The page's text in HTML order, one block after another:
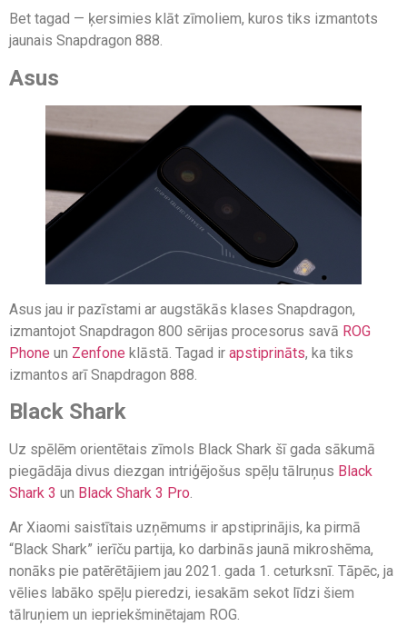
Bet tagad — ķersimies klāt zīmoliem, kuros tiks izmantots
jaunais Snapdragon 888.
Asus
Asus jau ir pazīstami ar augstākās klases Snapdragon,
izmantojot Snapdragon 800 sērijas procesorus savā ROG
Phone un Zenfone klāstā. Tagad ir apstiprināts, ka tiks
izmantos arī Snapdragon 888.
Black Shark
Uz spēlēm orientētais zīmols Black Shark šī gada sākumā
piegādāja divus diezgan intriģējošus spēļu tālruņus Black
Shark 3 un Black Shark 3 Pro.
Ar Xiaomi saistītais uzņēmums ir apstiprinājis, ka pirmā
“Black Shark” ierīču partija, ko darbinās jaunā mikroshēma,
nonāks pie patērētājiem jau 2021. gada 1. ceturksnī. Tāpēc, ja
vēlies labāko spēļu pieredzi, iesakām sekot līdzi šiem
tālruņiem un iepriekšminētajam ROG.